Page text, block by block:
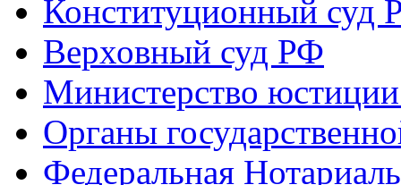
Конституционный суд
Верховный суд РФ
Министерство
Органы
Федеральная